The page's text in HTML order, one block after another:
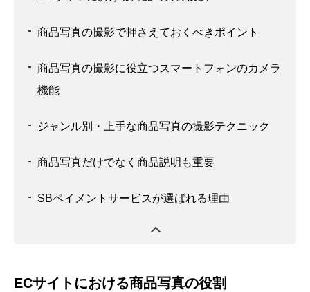
商品写真の撮影で押さえておくべきポイント
商品写真の撮影に役立つスマートフォンのカメラ
機能
ジャンル別・上手な商品写真の撮影テクニック
商品写真だけでなく商品説明も重要
SBペイメントサービスが選ばれる理由
ECサイトにおける商品写真の役割